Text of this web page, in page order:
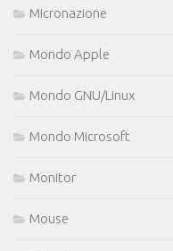
Micronazione
Mondo Apple
Mondo GNU/Linux
Mondo Microsoft
Monitor
Mouse